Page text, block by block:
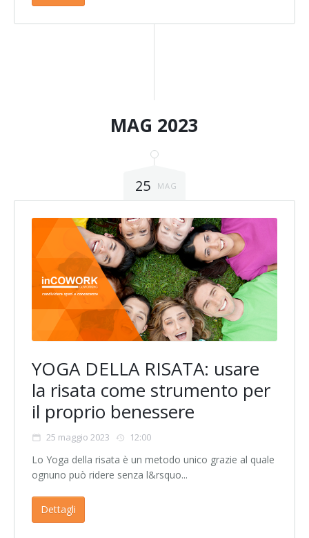
MAG 2023
25 MAG
YOGA DELLA RISATA: usare
la risata come strumento per
il proprio benessere
25 maggio 2023 12:00
Lo Yoga della risata è un metodo unico grazie al quale
ognuno può ridere senza l&rsquo...
Dettagli